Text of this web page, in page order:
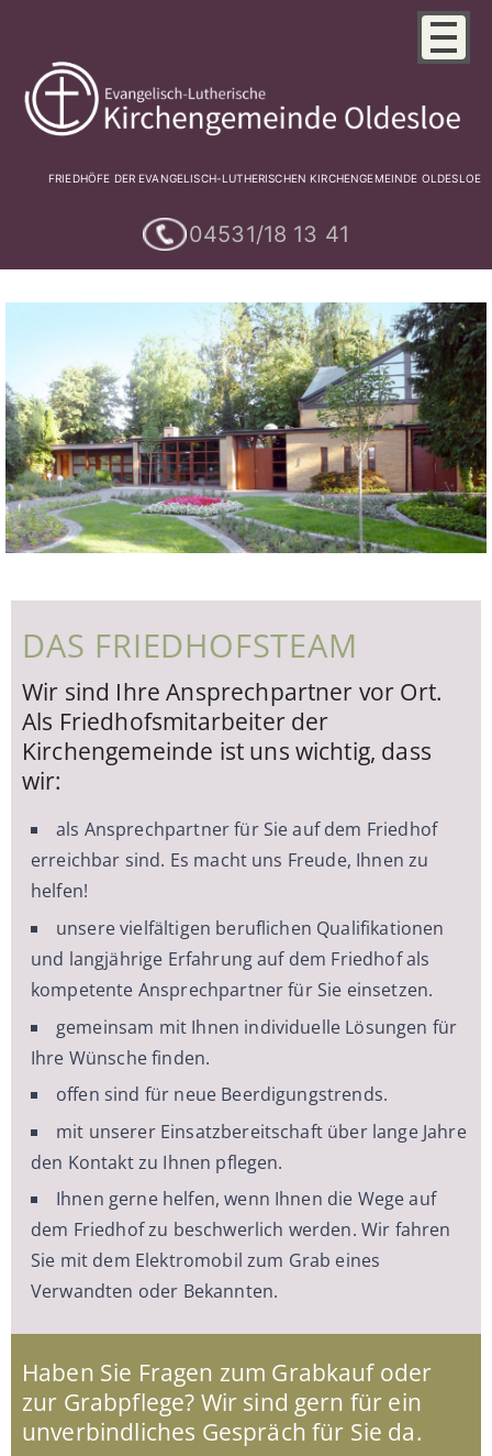
FRIEDHÖFE DER EVANGELISCH-LUTHERISCHEN KIRCHENGEMEINDE OLDESLOE
04531/18 13 41
DAS FRIEDHOFSTEAM
Wir sind Ihre Ansprechpartner vor Ort.
Als Friedhofsmitarbeiter der
Kirchengemeinde ist uns wichtig, dass
wir:
als Ansprechpartner für Sie auf dem Friedhof
erreichbar sind. Es macht uns Freude, Ihnen zu
helfen!
unsere vielfältigen beruflichen Qualifikationen
und langjährige Erfahrung auf dem Friedhof als
kompetente Ansprechpartner für Sie einsetzen.
gemeinsam mit Ihnen individuelle Lösungen für
Ihre Wünsche finden.
offen sind für neue Beerdigungstrends.
mit unserer Einsatzbereitschaft über lange Jahre
den Kontakt zu Ihnen pflegen.
Ihnen gerne helfen, wenn Ihnen die Wege auf
dem Friedhof zu beschwerlich werden. Wir fahren
Sie mit dem Elektromobil zum Grab eines
Verwandten oder Bekannten.
Haben Sie Fragen zum Grabkauf oder
zur Grabpflege? Wir sind gern für ein
unverbindliches Gespräch für Sie da.